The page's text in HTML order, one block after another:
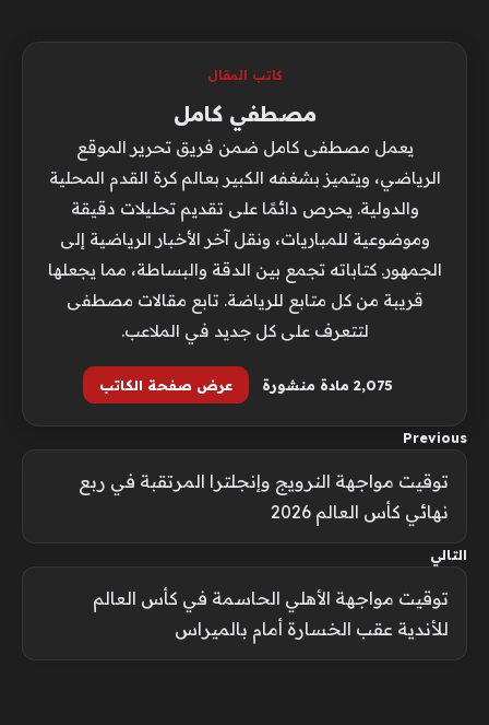
كاتب المقال
مصطفي كامل
يعمل مصطفى كامل ضمن فريق تحرير الموقع
الرياضي، ويتميز بشغفه الكبير بعالم كرة القدم المحلية
والدولية. يحرص دائمًا على تقديم تحليلات دقيقة
وموضوعية للمباريات، ونقل آخر الأخبار الرياضية إلى
الجمهور. كتاباته تجمع بين الدقة والبساطة، مما يجعلها
قريبة من كل متابع للرياضة. تابع مقالات مصطفى
لتتعرف على كل جديد في الملاعب.
2٬075 مادة منشورة عرض صفحة الكاتب
Previous
توقيت مواجهة النرويج وإنجلترا المرتقبة في ربع
نهائي كأس العالم 2026
التالي
توقيت مواجهة الأهلي الحاسمة في كأس العالم
للأندية عقب الخسارة أمام بالميراس